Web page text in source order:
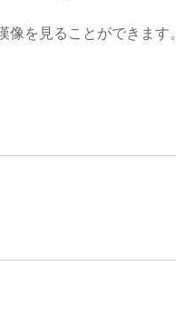
を見ることができます。